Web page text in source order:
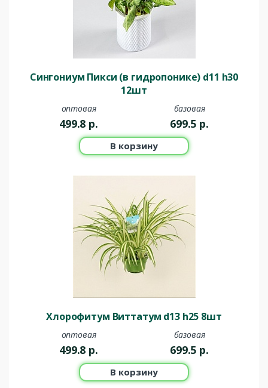
Сингониум Пикси (в гидропонике) d11 h30
12шт
оптовая
499.8 р.
базовая
699.5 р.
В корзину
Хлорофитум Виттатум d13 h25 8шт
оптовая
499.8 р.
базовая
699.5 р.
В корзину